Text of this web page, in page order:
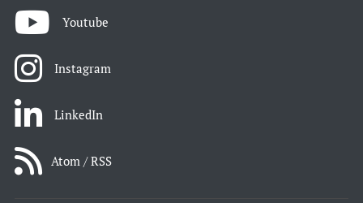
Youtube
Instagram
LinkedIn
Atom / RSS